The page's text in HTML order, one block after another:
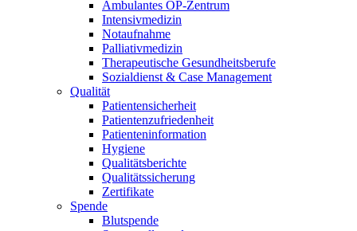
Ambulantes OP-Zentrum
Intensivmedizin
Notaufnahme
Palliativmedizin
Therapeutische Gesundheitsberufe
Sozialdienst & Case Management
Qualität
Patientensicherheit
Patientenzufriedenheit
Patienteninformation
Hygiene
Qualitätsberichte
Qualitätssicherung
Zertifikate
Spende
Blutspende